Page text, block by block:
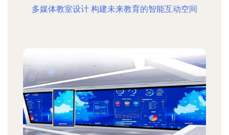
多媒体教室设计 构建未来教育的智能互动空间